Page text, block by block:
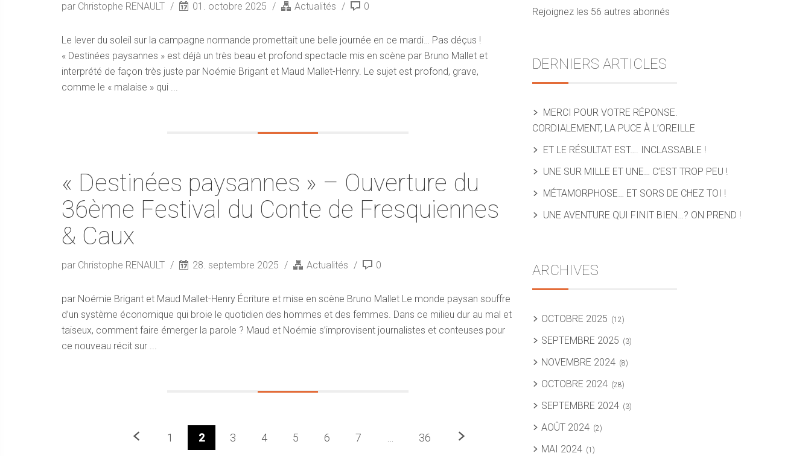
par Christophe RENAULT 01. octobre 2025 Actualités 0
Le lever du soleil sur la campagne normande promettait une belle journée en ce mardi… Pas déçus !
« Destinées paysannes » est déjà un très beau et profond spectacle mis en scène par Bruno Mallet et
interprété de façon très juste par Noémie Brigant et Maud Mallet-Henry. Le sujet est profond, grave,
comme le « malaise » qui ...
« Destinées paysannes » – Ouverture du
36ème Festival du Conte de Fresquiennes
& Caux
par Christophe RENAULT 28. septembre 2025 Actualités 0
par Noémie Brigant et Maud Mallet-Henry Écriture et mise en scène Bruno Mallet Le monde paysan souffre
d’un système économique qui broie le quotidien des hommes et des femmes. Dans ce milieu dur au mal et
taiseux, comment faire émerger la parole ? Maud et Noémie s’improvisent journalistes et conteuses pour
ce nouveau récit sur ...
Précedent
1 2 3 4 5 6 7 36 Prochaine
Rejoignez les 56 autres abonnés
DERNIERS ARTICLES
MERCI POUR VOTRE RÉPONSE.
CORDIALEMENT, LA PUCE À L’OREILLE
ET LE RÉSULTAT EST…. INCLASSABLE !
UNE SUR MILLE ET UNE… C’EST TROP PEU !
MÉTAMORPHOSE… ET SORS DE CHEZ TOI !
UNE AVENTURE QUI FINIT BIEN…? ON PREND !
ARCHIVES
OCTOBRE 2025 (12)
SEPTEMBRE 2025 (3)
NOVEMBRE 2024 (8)
OCTOBRE 2024 (28)
SEPTEMBRE 2024 (3)
AOÛT 2024 (2)
MAI 2024 (1)